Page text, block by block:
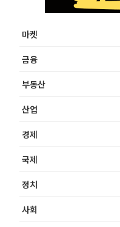
마켓
금융
부동산
산업
경제
국제
정치
사회